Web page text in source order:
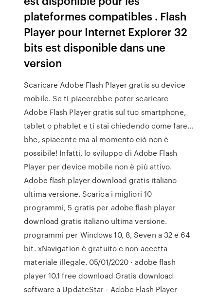
plateformes compatibles . Flash
Player pour Internet Explorer 32
bits est disponible dans une
version
Scaricare Adobe Flash Player gratis su device
mobile. Se ti piacerebbe poter scaricare
Adobe Flash Player gratis sul tuo smartphone,
tablet o phablet e ti stai chiedendo come fare…
bhe, spiacente ma al momento ciò non è
possibile! Infatti, lo sviluppo di Adobe Flash
Player per device mobile non è più attivo.
Adobe flash player download gratis italiano
ultima versione. Scarica i migliori 10
programmi, 5 gratis per adobe flash player
download gratis italiano ultima versione.
programmi per Windows 10, 8, Seven a 32 e 64
bit. xNavigation è gratuito e non accetta
materiale illegale. 05/01/2020 · adobe flash
player 10.1 free download Gratis download
software a UpdateStar - Adobe Flash Player